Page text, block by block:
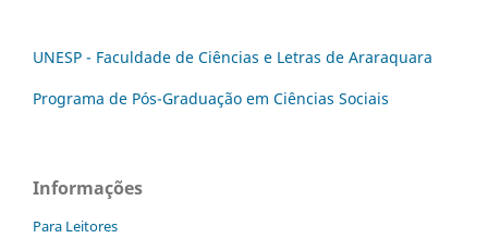
UNESP - Faculdade de Ciências e Letras de Araraquara
Programa de Pós-Graduação em Ciências Sociais
Informações
Para Leitores